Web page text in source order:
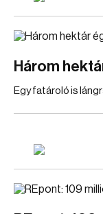
Három
Egy fatároló is